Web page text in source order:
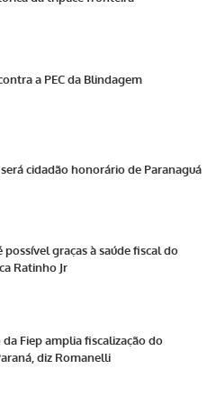
a PEC da Blindagem
cidadão honorário de Paranaguá
possível graças à saúde fiscal do
Ratinho Jr
Fiep amplia fiscalização do
diz Romanelli